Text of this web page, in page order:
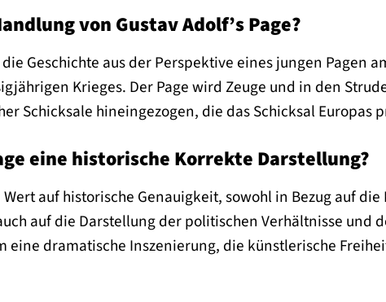
von Gustav Adolf’s Page?
die Geschichte aus der Perspektive eines jungen Pagen
Krieges. Der Page wird Zeuge und in den
Schicksale hineingezogen, die das Schicksal Europas
eine historische Korrekte Darstellung?
auf historische Genauigkeit, sowohl in Bezug auf
auf die Darstellung der politischen Verhältnisse und
eine dramatische Inszenierung, die künstlerische